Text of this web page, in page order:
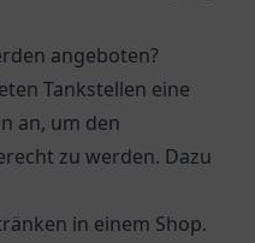
angeboten?
Tankstellen eine
an, um den
zu werden. Dazu
in einem Shop.